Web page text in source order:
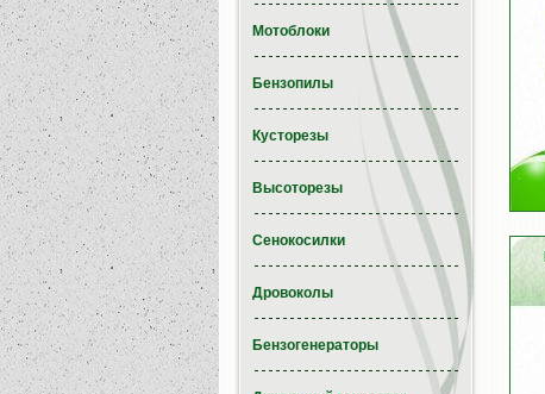
Мотоблоки
Бензопилы
Кусторезы
Высоторезы
Сенокосилки
Дровоколы
Бензогенераторы